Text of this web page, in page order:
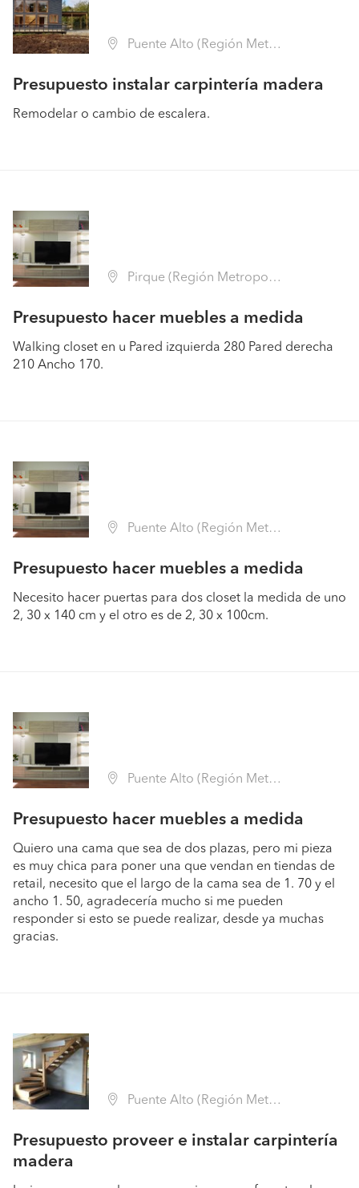
Puente Alto (Región Metropolitana - Cordillera)
Presupuesto instalar carpintería madera
Remodelar o cambio de escalera.
Pirque (Región Metropolitana - Cordillera)
Presupuesto hacer muebles a medida
Walking closet en u Pared izquierda 280 Pared derecha
210 Ancho 170.
Puente Alto (Región Metropolitana - Cordillera)
Presupuesto hacer muebles a medida
Necesito hacer puertas para dos closet la medida de uno
2, 30 x 140 cm y el otro es de 2, 30 x 100cm.
Puente Alto (Región Metropolitana - Cordillera)
Presupuesto hacer muebles a medida
Quiero una cama que sea de dos plazas, pero mi pieza
es muy chica para poner una que vendan en tiendas de
retail, necesito que el largo de la cama sea de 1. 70 y el
ancho 1. 50, agradecería mucho si me pueden
responder si esto se puede realizar, desde ya muchas
gracias.
Puente Alto (Región Metropolitana - Cordillera)
Presupuesto proveer e instalar carpintería
madera